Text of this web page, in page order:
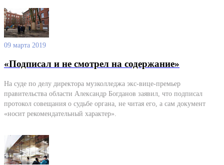
09 марта 2019
«Подписал и не смотрел на содержание»
На суде по делу директора музколледжа экс-вице-премьер
правительства области Александр Богданов заявил, что подписал
протокол совещания о судьбе органа, не читая его, а сам документ
«носит рекомендательный характер».